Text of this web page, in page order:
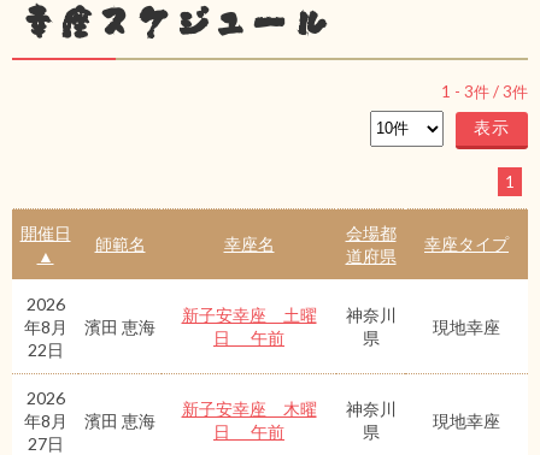
幸座スケジュール
1 - 3件 /3件
1
開催日
▲
師範名 幸座名
会場都
道府県
幸座タイプ
2026
年8月
22日
濱田 恵海
新子安幸座 土曜
日 午前
神奈川
県
現地幸座
2026
年8月
27日
濱田 恵海
新子安幸座 木曜
日 午前
神奈川
県
現地幸座